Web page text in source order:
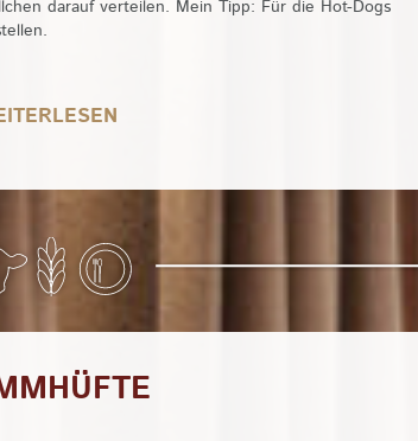
darauf verteilen. Mein Tipp: Für die Hot-Dogs